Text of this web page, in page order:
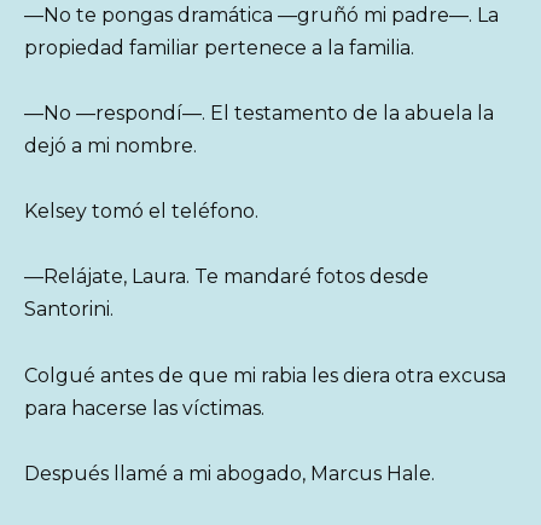
—No te pongas dramática —gruñó mi padre—. La
propiedad familiar pertenece a la familia.
—No —respondí—. El testamento de la abuela la
dejó a mi nombre.
Kelsey tomó el teléfono.
—Relájate, Laura. Te mandaré fotos desde
Santorini.
Colgué antes de que mi rabia les diera otra excusa
para hacerse las víctimas.
Después llamé a mi abogado, Marcus Hale.